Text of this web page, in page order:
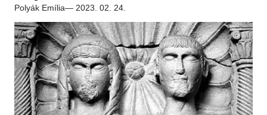
Régészet
Tagintézmények
Felnőttképzés
Közérdekű adatok
Képcsarnok
Történeti Fényképtár
Éremtár
Adattár
Központi Könyvtár
Polyák Emília— 2023. 02. 24.